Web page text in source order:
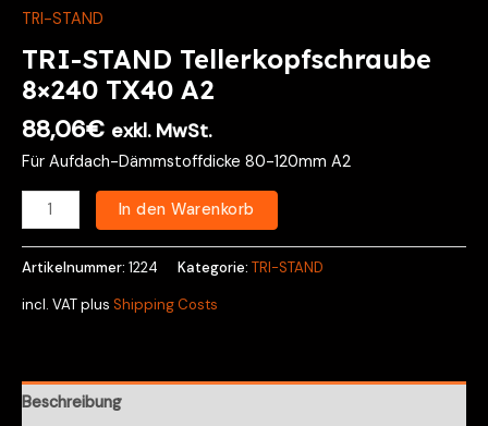
TRI-STAND
TRI-STAND Tellerkopfschraube
8×240 TX40 A2
88,06€ exkl. MwSt.
Für Aufdach-Dämmstoffdicke 80-120mm A2
In den Warenkorb
Artikelnummer: 1224 Kategorie: TRI-STAND
incl. VATplus Shipping Costs
Beschreibung